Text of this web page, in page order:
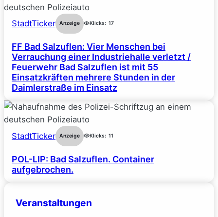
StadtTicker Anzeige Klicks: 17
FF Bad Salzuflen: Vier Menschen bei
Verrauchung einer Industriehalle verletzt /
Feuerwehr Bad Salzuflen ist mit 55
Einsatzkräften mehrere Stunden in der
Daimlerstraße im Einsatz
StadtTicker Anzeige Klicks: 11
POL-LIP: Bad Salzuflen. Container
aufgebrochen.
Veranstaltungen